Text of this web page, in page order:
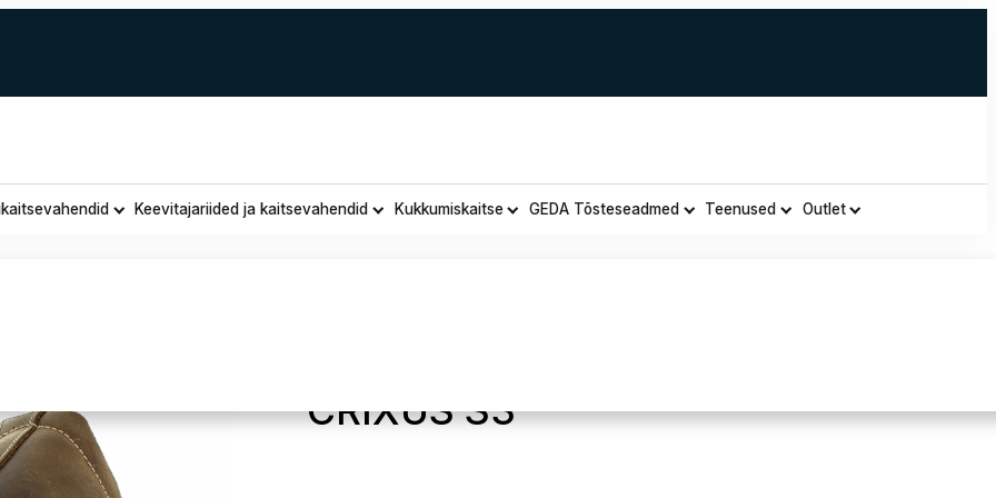
Keevitajariided ja kaitsevahendid Kukkumiskaitse GEDA Tõsteseadmed Teenused Outlet
CRIXUS S3